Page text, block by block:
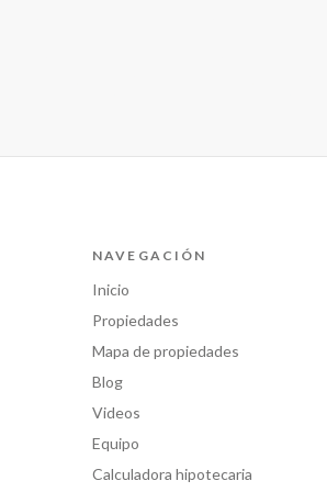
NAVEGACIÓN
Inicio
Propiedades
Mapa de propiedades
Blog
Videos
Equipo
Calculadora hipotecaria